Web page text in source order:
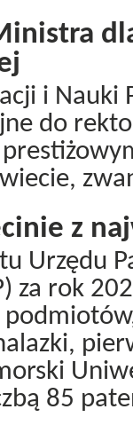
i Nauki
do
z
Urzędu
za rok
85